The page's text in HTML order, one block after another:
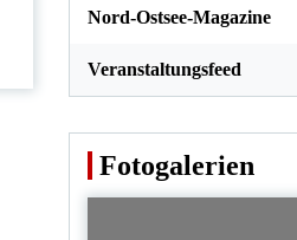
Nord-Ostsee-Magazine
Veranstaltungsfeed
Fotogalerien